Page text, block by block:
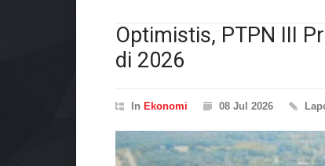
Optimistis, PTPN III
di 2026
In Ekonomi 08 Jul 2026